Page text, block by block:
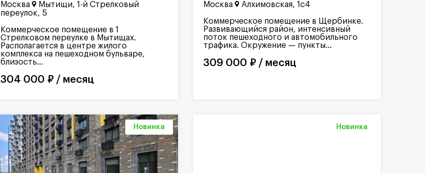
Москва
Мытищи, 1-й Стрелковый
переулок, 5
Коммерческое помещение в 1
Стрелковом переулке в Мытищах.
Располагается в центре жилого
комплекса на пешеходном бульваре,
близость...
304 000 ₽ / месяц
Москва Алхимовская, 1с4
Коммерческое помещение в Щербинке.
Развивающийся район, интенсивный
поток пешеходного и автомобильного
трафика. Окружение — пункты...
309 000 ₽ / месяц
Новинка Новинка